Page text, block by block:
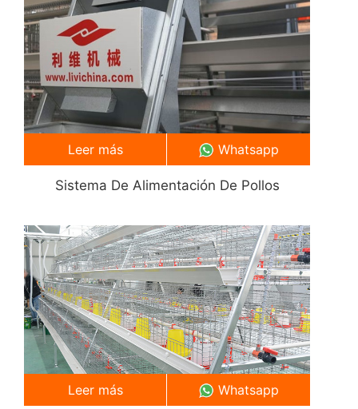
Sistema De Alimentación De Pollos
Leer más Whatsapp
Leer más Whatsapp